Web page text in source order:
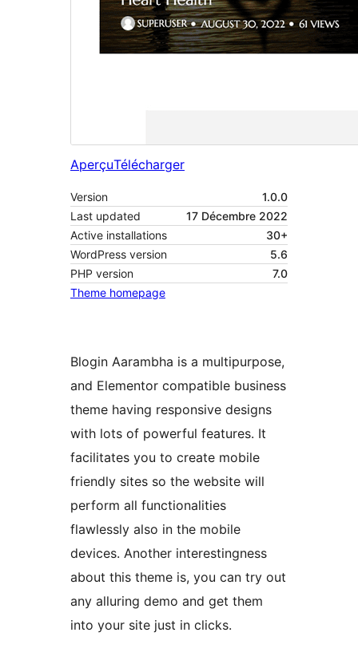
AperçuTélécharger
Version
1.0.0
Last updated
17 Décembre 2022
Active installations
30+
WordPress version
5.6
PHP version
7.0
Theme homepage
Blogin Aarambha is a multipurpose,
and Elementor compatible business
theme having responsive designs
with lots of powerful features. It
facilitates you to create mobile
friendly sites so the website will
perform all functionalities
flawlessly also in the mobile
devices. Another interestingness
about this theme is, you can try out
any alluring demo and get them
into your site just in clicks.